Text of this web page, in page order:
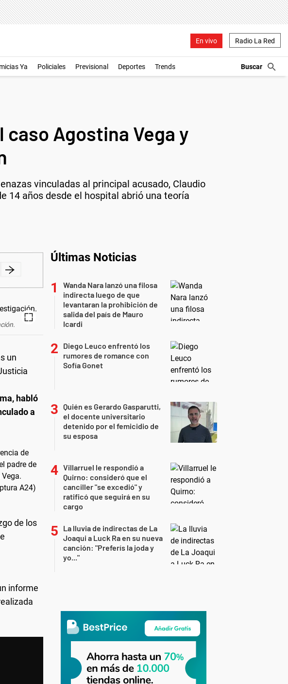
En vivo Radio La Red
Ya Policiales Previsional Deportes Trends
Agostina Vega y
vinculadas al principal acusado, Claudio
14 años desde el hospital abrió una teoría
un
habló
a
de los
informe
Últimas Noticias
Wanda Nara lanzó una filosa
indirecta luego de que
levantaran la prohibición de
salida del país de Mauro
Icardi
Diego Leuco enfrentó los
rumores de romance con
Sofía Gonet
Quién es Gerardo Gasparutti,
el docente universitario
detenido por el femicidio de
su esposa
Villarruel le respondió a
Quirno: consideró que el
canciller "se excedió" y
ratificó que seguirá en su
cargo
La lluvia de indirectas de La
Joaqui a Luck Ra en su nueva
canción: "Preferís la joda y
yo..."